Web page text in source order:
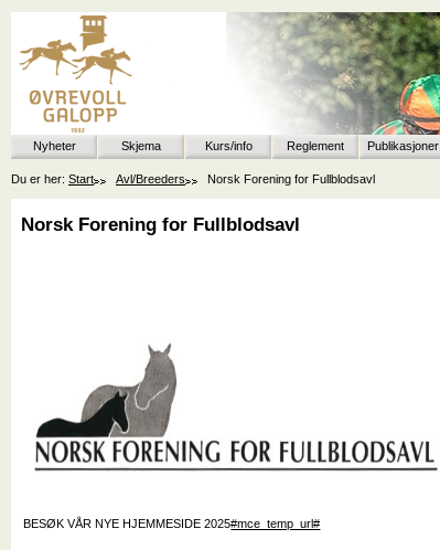
Nyheter Skjema Kurs/info Reglement Publikasjoner
Du er her: Start Avl/Breeders Norsk Forening for Fullblodsavl
Norsk Forening for Fullblodsavl
BESØK VÅR NYE HJEMMESIDE 2025#mce_temp_url#